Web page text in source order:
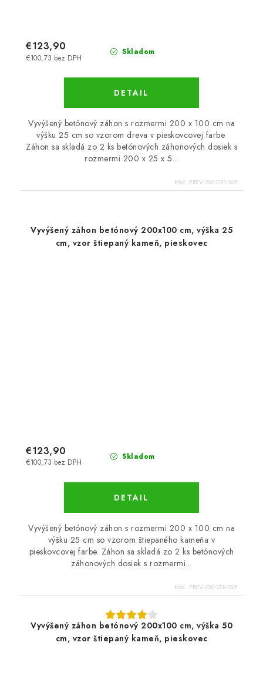
Skladom
€100,73 bez DPH
€123,90
DETAIL
Vyvýšený betónový záhon s rozmermi 200 x 100 cm na
výšku 25 cm so vzorom dreva v pieskovcovej farbe.
Záhon sa skladá zo 2 ks betónových záhonových dosiek s
rozmermi 200 x 25 x 5...
Kód: PBZV-200-DR1-025
Vyvýšený záhon betónový 200x100 cm, výška 25
cm, vzor štiepaný kameň, pieskovec
Skladom
€100,73 bez DPH
€123,90
DETAIL
Vyvýšený betónový záhon s rozmermi 200 x 100 cm na
výšku 25 cm so vzorom štiepaného kameňa v
pieskovcovej farbe. Záhon sa skladá zo 2 ks betónových
záhonových dosiek s rozmermi...
Kód: PBZV-200-STK-025
Vyvýšený záhon betónový 200x100 cm, výška 50
cm, vzor štiepaný kameň, pieskovec